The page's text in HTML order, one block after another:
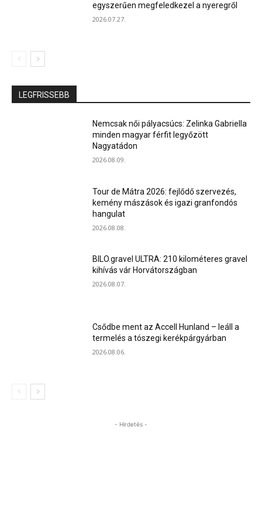
egyszerűen megfeledkezel a nyeregről
2026.07.27.
LEGFRISSEBB
Nemcsak női pályacsúcs: Zelinka Gabriella
minden magyar férfit legyőzött
Nagyatádon
2026.08.09.
Tour de Mátra 2026: fejlődő szervezés,
kemény mászások és igazi granfondós
hangulat
2026.08.08.
BILO.gravel ULTRA: 210 kilométeres gravel
kihívás vár Horvátországban
2026.08.07.
Csődbe ment az Accell Hunland – leáll a
termelés a tószegi kerékpárgyárban
2026.08.06.
- Hirdetés -